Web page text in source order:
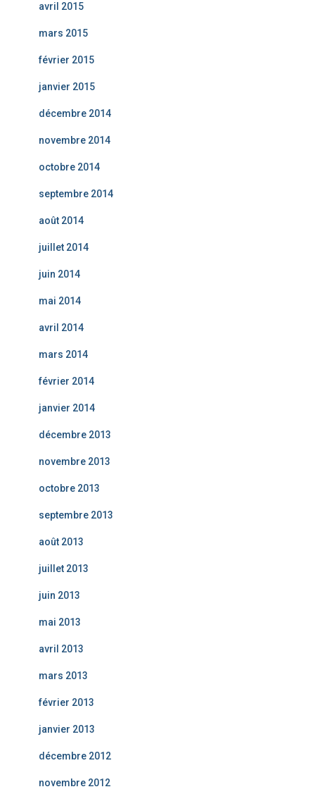
avril 2015
mars 2015
février 2015
janvier 2015
décembre 2014
novembre 2014
octobre 2014
septembre 2014
août 2014
juillet 2014
juin 2014
mai 2014
avril 2014
mars 2014
février 2014
janvier 2014
décembre 2013
novembre 2013
octobre 2013
septembre 2013
août 2013
juillet 2013
juin 2013
mai 2013
avril 2013
mars 2013
février 2013
janvier 2013
décembre 2012
novembre 2012